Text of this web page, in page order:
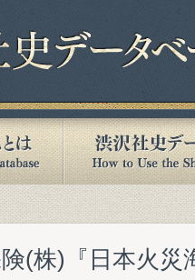
(株)『日本火